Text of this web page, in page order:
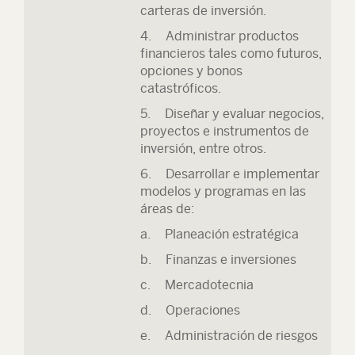
carteras de inversión.
4. Administrar productos
financieros tales como futuros,
opciones y bonos
catastróficos.
5. Diseñar y evaluar negocios,
proyectos e instrumentos de
inversión, entre otros.
6. Desarrollar e implementar
modelos y programas en las
áreas de:
a. Planeación estratégica
b. Finanzas e inversiones
c. Mercadotecnia
d. Operaciones
e. Administración de riesgos